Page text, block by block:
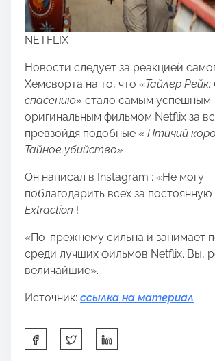
NETFLIX
Новости следует за реакцией
Хемсворта на то, что «Тайлер
спасению» стало самым успешным
оригинальным фильмом Netflix за
превзойдя подобные « Птичий
Тайное убийство» .
Он написал в Instagram : «Не могу
поблагодарить всех за
Extraction !
«По-прежнему сильна и занимает
среди лучших фильмов Netflix. Вы,
величайшие».
Источник: ссылка на материал
h